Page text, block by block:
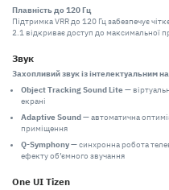
Плавність до 120 Гц
Підтримка VRR до 120 Гц забезпечує
2.1 відкриває доступ до максимальної
Звук
Захопливий звук із інтелектуальним
Object Tracking Sound Lite—
екрані
Adaptive Sound— автоматична
приміщення
Q-Symphony— синхронна робота
ефекту об’ємного звучання
One UI Tizen